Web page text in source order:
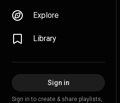
Explore
Library
Sign in
Sign in to create & share playlists,